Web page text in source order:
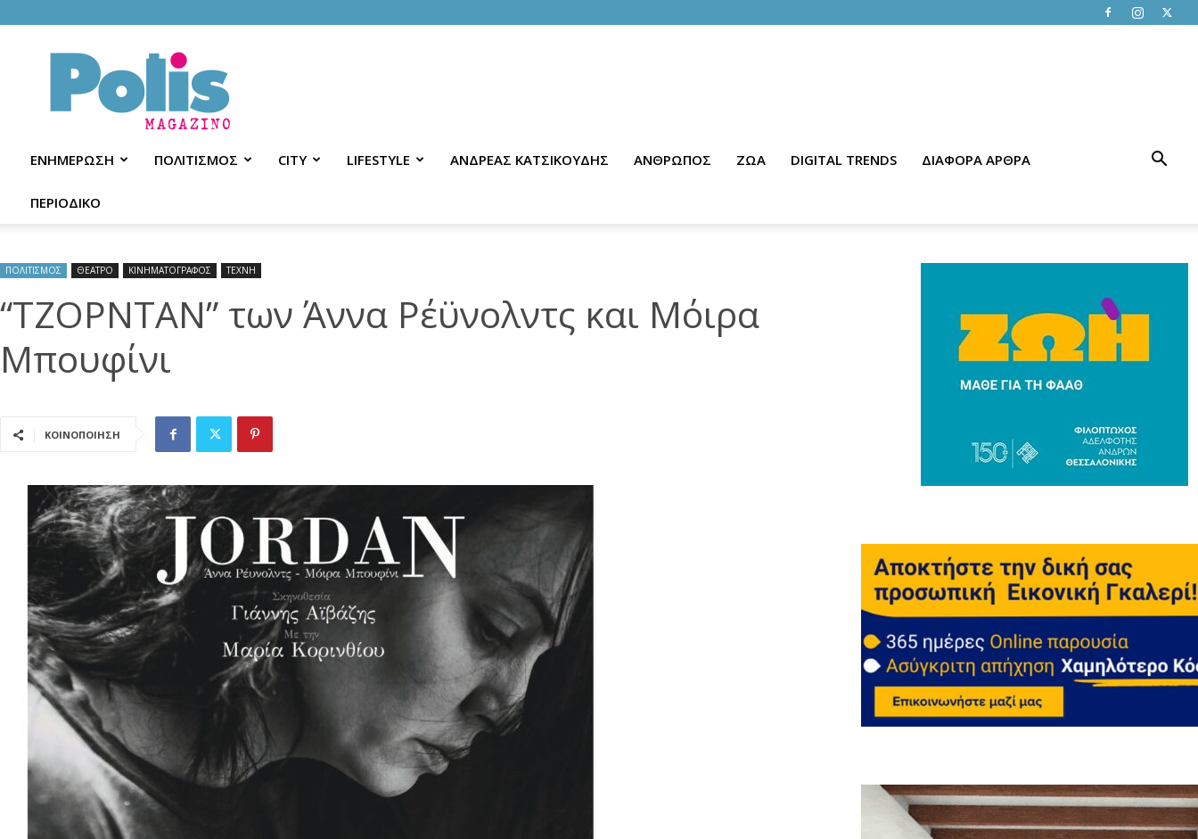
Polis
Magazino
ΕΝΗΜΕΡΩΣΗ ΠΟΛΙΤΙΣΜΟΣ CITY LIFESTYLE ΑΝΔΡΕΑΣ ΚΑΤΣΙΚΟΥΔΗΣ ΑΝΘΡΩΠΟΣ ΖΩΑ DIGITAL TRENDS ΔΙΑΦΟΡΑ ΑΡΘΡΑ
ΠΕΡΙΟΔΙΚΟ
ΠΟΛΙΤΙΣΜΟΣ ΘΕΑΤΡΟ ΚΙΝΗΜΑΤΟΓΡΑΦΟΣ ΤΕΧΝΗ
“ΤΖΟΡΝΤΑΝ” των Άννα Ρέϋνολντς και Μόιρα
Μπουφίνι
ΚΟΙΝΟΠΟΙΗΣΗ